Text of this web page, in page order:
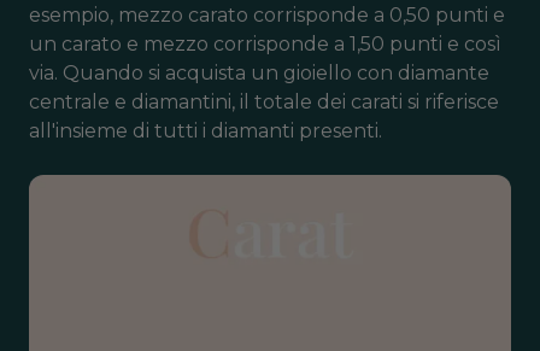
esempio, mezzo carato corrisponde a 0,50 punti e
un carato e mezzo corrisponde a 1,50 punti e così
via. Quando si acquista un gioiello con diamante
centrale e diamantini, il totale dei carati si riferisce
all'insieme di tutti i diamanti presenti.